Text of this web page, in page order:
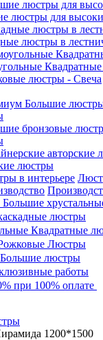
люстры для
люстры в
люстры
Большие
люстры
Квадратные
Люстры
люстры
работы
при 100% оплате
1200*1500